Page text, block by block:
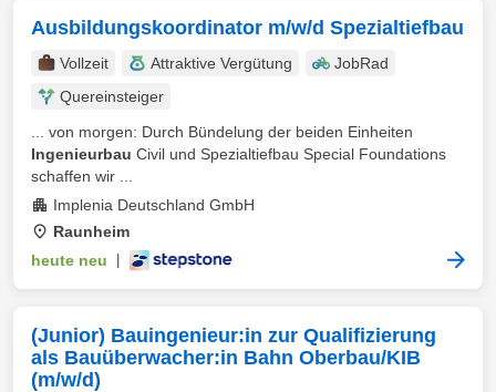
Ausbildungskoordinator m/w/d Spezialtiefbau
Vollzeit Attraktive Vergütung
JobRad
Quereinsteiger
... von morgen: Durch Bündelung der beiden Einheiten
Ingenieurbau Civil und Spezialtiefbau Special Foundations
schaffen wir ...
Implenia Deutschland GmbH
Raunheim
heute neu
(Junior) Bauingenieur:in zur Qualifizierung
als Bauüberwacher:in Bahn Oberbau/KIB
(m/w/d)